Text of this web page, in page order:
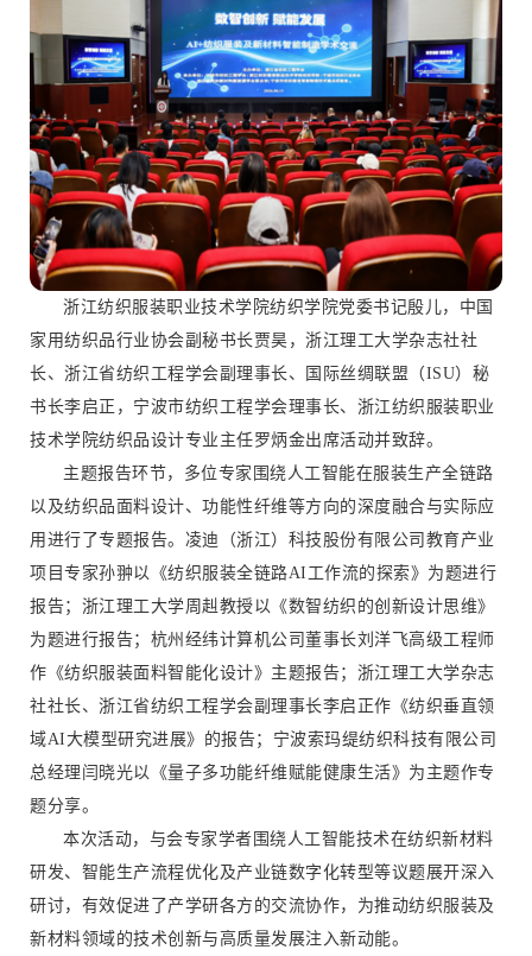
浙江纺织服装职业技术学院纺织学院党委书记殷儿，中国
家用纺织品行业协会副秘书长贾昊，浙江理工大学杂志社社
长、浙江省纺织工程学会副理事长、国际丝绸联盟（ISU）秘
书长李启正，宁波市纺织工程学会理事长、浙江纺织服装职业
技术学院纺织品设计专业主任罗炳金出席活动并致辞。
主题报告环节，多位专家围绕人工智能在服装生产全链路
以及纺织品面料设计、功能性纤维等方向的深度融合与实际应
用进行了专题报告。凌迪（浙江）科技股份有限公司教育产业
项目专家孙翀以《纺织服装全链路AI工作流的探索》为题进行
报告；浙江理工大学周赳教授以《数智纺织的创新设计思维》
为题进行报告；杭州经纬计算机公司董事长刘洋飞高级工程师
作《纺织服装面料智能化设计》主题报告；浙江理工大学杂志
社社长、浙江省纺织工程学会副理事长李启正作《纺织垂直领
域AI大模型研究进展》的报告；宁波索玛缇纺织科技有限公司
总经理闫晓光以《量子多功能纤维赋能健康生活》为主题作专
题分享。
本次活动，与会专家学者围绕人工智能技术在纺织新材料
研发、智能生产流程优化及产业链数字化转型等议题展开深入
研讨，有效促进了产学研各方的交流协作，为推动纺织服装及
新材料领域的技术创新与高质量发展注入新动能。